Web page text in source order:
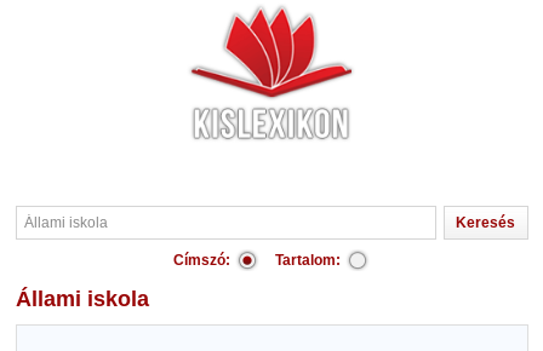
Címszó: Tartalom:
Állami iskola